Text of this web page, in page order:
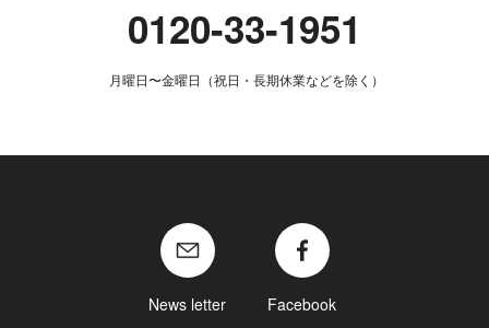
0120-33-1951
月曜日〜金曜日（祝日・長期休業などを除く）
News letter Facebook